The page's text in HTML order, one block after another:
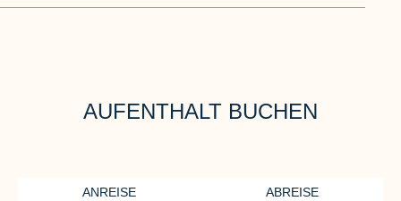
AUFENTHALT BUCHEN
ANREISE ABREISE